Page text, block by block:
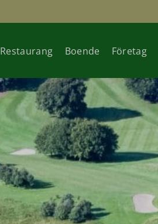
Restaurang Boende Företag